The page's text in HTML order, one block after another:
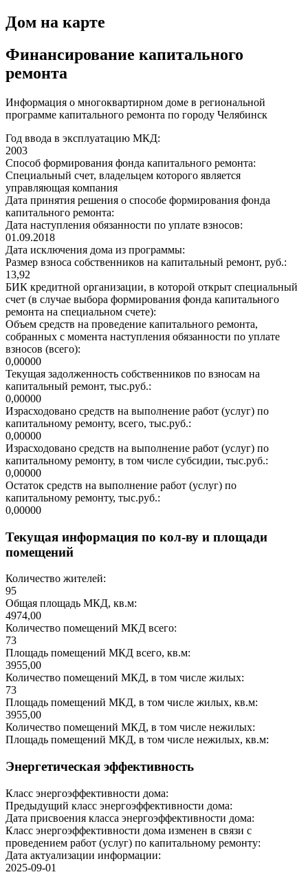
Дом на карте
Финансирование капитального
ремонта
Информация о многоквартирном доме в региональной
программе капитального ремонта по городу Челябинск
Год ввода в эксплуатацию МКД:
2003
Способ формирования фонда капитального ремонта:
Специальный счет, владельцем которого является
управляющая компания
Дата принятия решения о способе формирования фонда
капитального ремонта:
Дата наступления обязанности по уплате взносов:
01.09.2018
Дата исключения дома из программы:
Размер взноса собственников на капитальный ремонт, руб.:
13,92
БИК кредитной организации, в которой открыт специальный
счет (в случае выбора формирования фонда капитального
ремонта на специальном счете):
Объем средств на проведение капитального ремонта,
собранных с момента наступления обязанности по уплате
взносов (всего):
0,00000
Текущая задолженность собственников по взносам на
капитальный ремонт, тыс.руб.:
0,00000
Израсходовано средств на выполнение работ (услуг) по
капитальному ремонту, всего, тыс.руб.:
0,00000
Израсходовано средств на выполнение работ (услуг) по
капитальному ремонту, в том числе субсидии, тыс.руб.:
0,00000
Остаток средств на выполнение работ (услуг) по
капитальному ремонту, тыс.руб.:
0,00000
Текущая информация по кол-ву и площади
помещений
Количество жителей:
95
Общая площадь МКД, кв.м:
4974,00
Количество помещений МКД всего:
73
Площадь помещений МКД всего, кв.м:
3955,00
Количество помещений МКД, в том числе жилых:
73
Площадь помещений МКД, в том числе жилых, кв.м:
3955,00
Количество помещений МКД, в том числе нежилых:
Площадь помещений МКД, в том числе нежилых, кв.м:
Энергетическая эффективность
Класс энергоэффективности дома:
Предыдущий класс энергоэффективности дома:
Дата присвоения класса энергоэффективности дома:
Класс энергоэффективности дома изменен в связи с
проведением работ (услуг) по капитальному ремонту:
Дата актуализации информации:
2025-09-01